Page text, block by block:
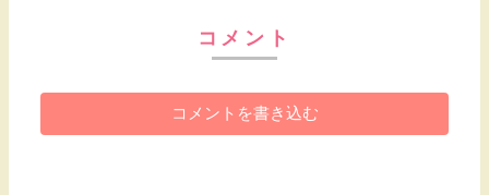
コメント
コメントを書き込む